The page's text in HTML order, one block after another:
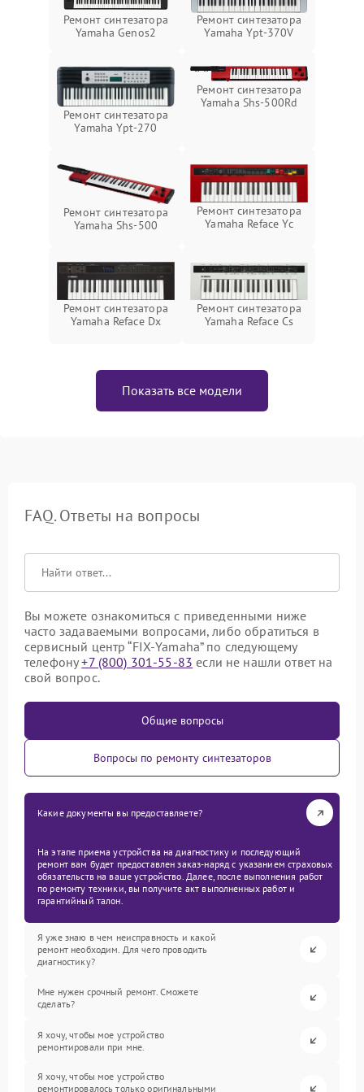
Ремонт синтезатора
Yamaha Genos2
Ремонт синтезатора
Yamaha Ypt-370V
Ремонт синтезатора
Yamaha Ypt-270
Ремонт синтезатора
Yamaha Shs-500Rd
Ремонт синтезатора
Yamaha Shs-500
Ремонт синтезатора
Yamaha Reface Yc
Ремонт синтезатора
Yamaha Reface Dx
Ремонт синтезатора
Yamaha Reface Cs
Показать все модели
FAQ. Ответы на вопросы
Вы можете ознакомиться с приведенными ниже
часто задаваемыми вопросами, либо обратиться в
сервисный центр “FIX-Yamaha” по следующему
телефону+7 (800) 301-55-83 если не нашли ответ на
свой вопрос.
Общие вопросы
Вопросы по ремонту синтезаторов
Какие документы вы предоставляете?
На этапе приема устройства на диагностику и последующий
ремонт вам будет предоставлен заказ-наряд с указанием страховых
обязательств на ваше устройство. Далее, после выполнения работ
по ремонту техники, вы получите акт выполненных работ и
гарантийный талон.
Я уже знаю в чем неисправность и какой
ремонт необходим. Для чего проводить
диагностику?
Мне нужен срочный ремонт. Сможете
сделать?
Я хочу, чтобы мое устройство
ремонтировали при мне.
Я хочу, чтобы мое устройство
ремонтировалось только оригинальными